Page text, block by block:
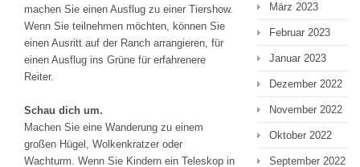
machen Sie einen Ausflug zu einer Tiershow.
Wenn Sie teilnehmen möchten, können Sie
einen Ausritt auf der Ranch arrangieren, für
einen Ausflug ins Grüne für erfahrenere
Reiter.
Schau dich um.
Machen Sie eine Wanderung zu einem
großen Hügel, Wolkenkratzer oder
Wachturm. Wenn Sie Kindern ein Teleskop in
März 2023
Februar 2023
Januar 2023
Dezember 2022
November 2022
Oktober 2022
September 2022